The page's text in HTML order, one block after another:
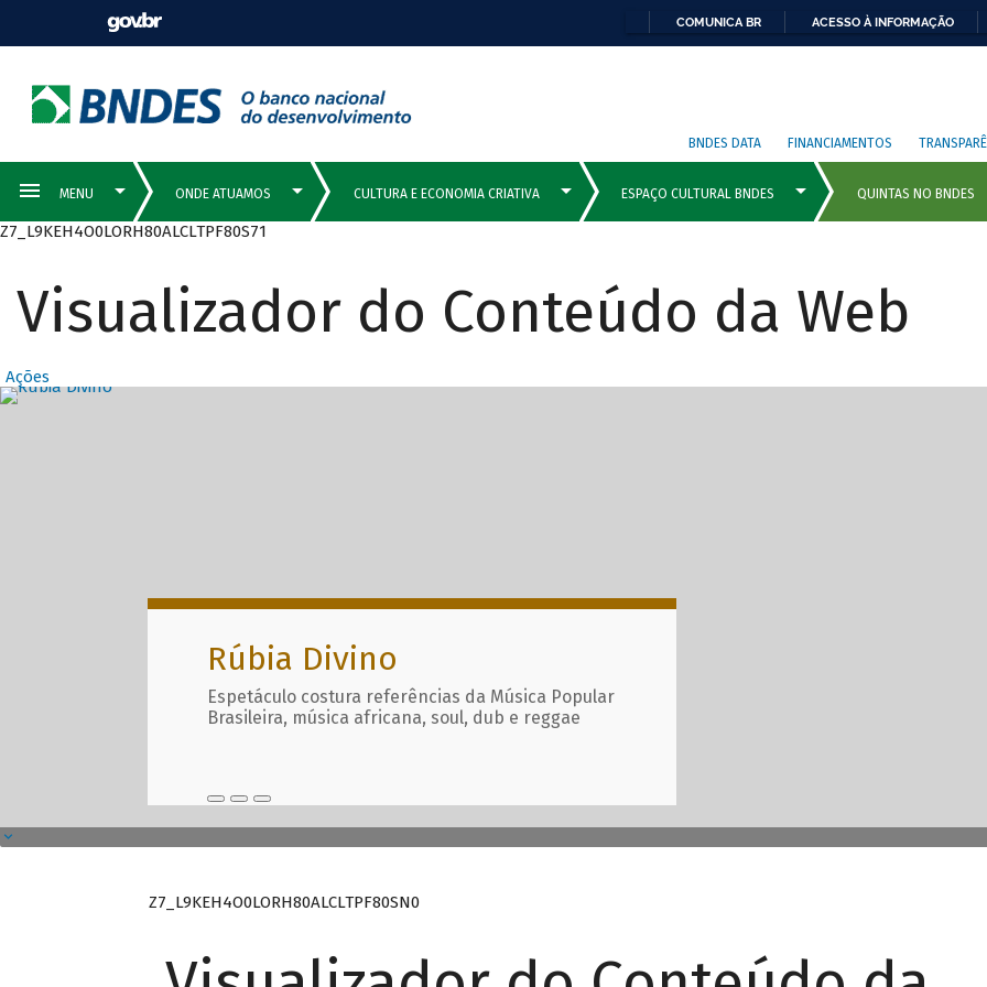
COMUNICA BR ACESSO À INFORMAÇÃO
BNDES DATA FINANCIAMENTOS
Z7_L9KEH4O0LORH80ALCLTPF80S71
Visualizador do Conteúdo da Web
Ações
Destaques Principais com
Rúbia Divino
Espetáculo costura referências da Música Popular
Brasileira, música africana, soul, dub e reggae
Z7_L9KEH4O0LORH80ALCLTPF80SN0